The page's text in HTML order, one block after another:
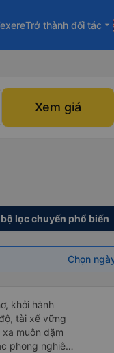
Trở thành đối tác arrow_drop_down
Xem giá
bộ lọc chuyến phổ biến
Chọn
khởi hành
tài xế vững
phong nghiêm